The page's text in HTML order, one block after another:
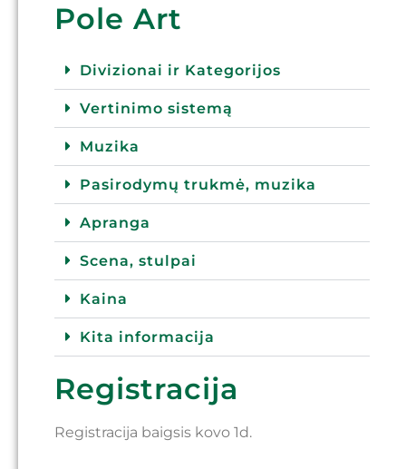
Pole Art
Divizionai ir Kategorijos
Vertinimo sistemą
Muzika
Pasirodymų trukmė, muzika
Apranga
Scena, stulpai
Kaina
Kita informacija
Registracija
Registracija baigsis kovo 1d.